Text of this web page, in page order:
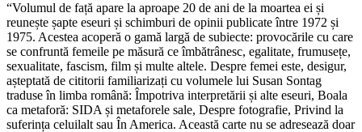
“Volumul de față apare la aproape 20 de ani de la moartea ei și
reunește șapte eseuri și schimburi de opinii publicate între 1972 și
1975. Acestea acoperă o gamă largă de subiecte: provocările cu care
se confruntă femeile pe măsură ce îmbătrânesc, egalitate, frumusețe,
sexualitate, fascism, film și multe altele. Despre femei este, desigur,
așteptată de cititorii familiarizați cu volumele lui Susan Sontag
traduse în limba română: Împotriva interpretării și alte eseuri, Boala
ca metaforă: SIDA și metaforele sale, Despre fotografie, Privind la
suferința celuilalt sau În America. Această carte nu se adresează doar